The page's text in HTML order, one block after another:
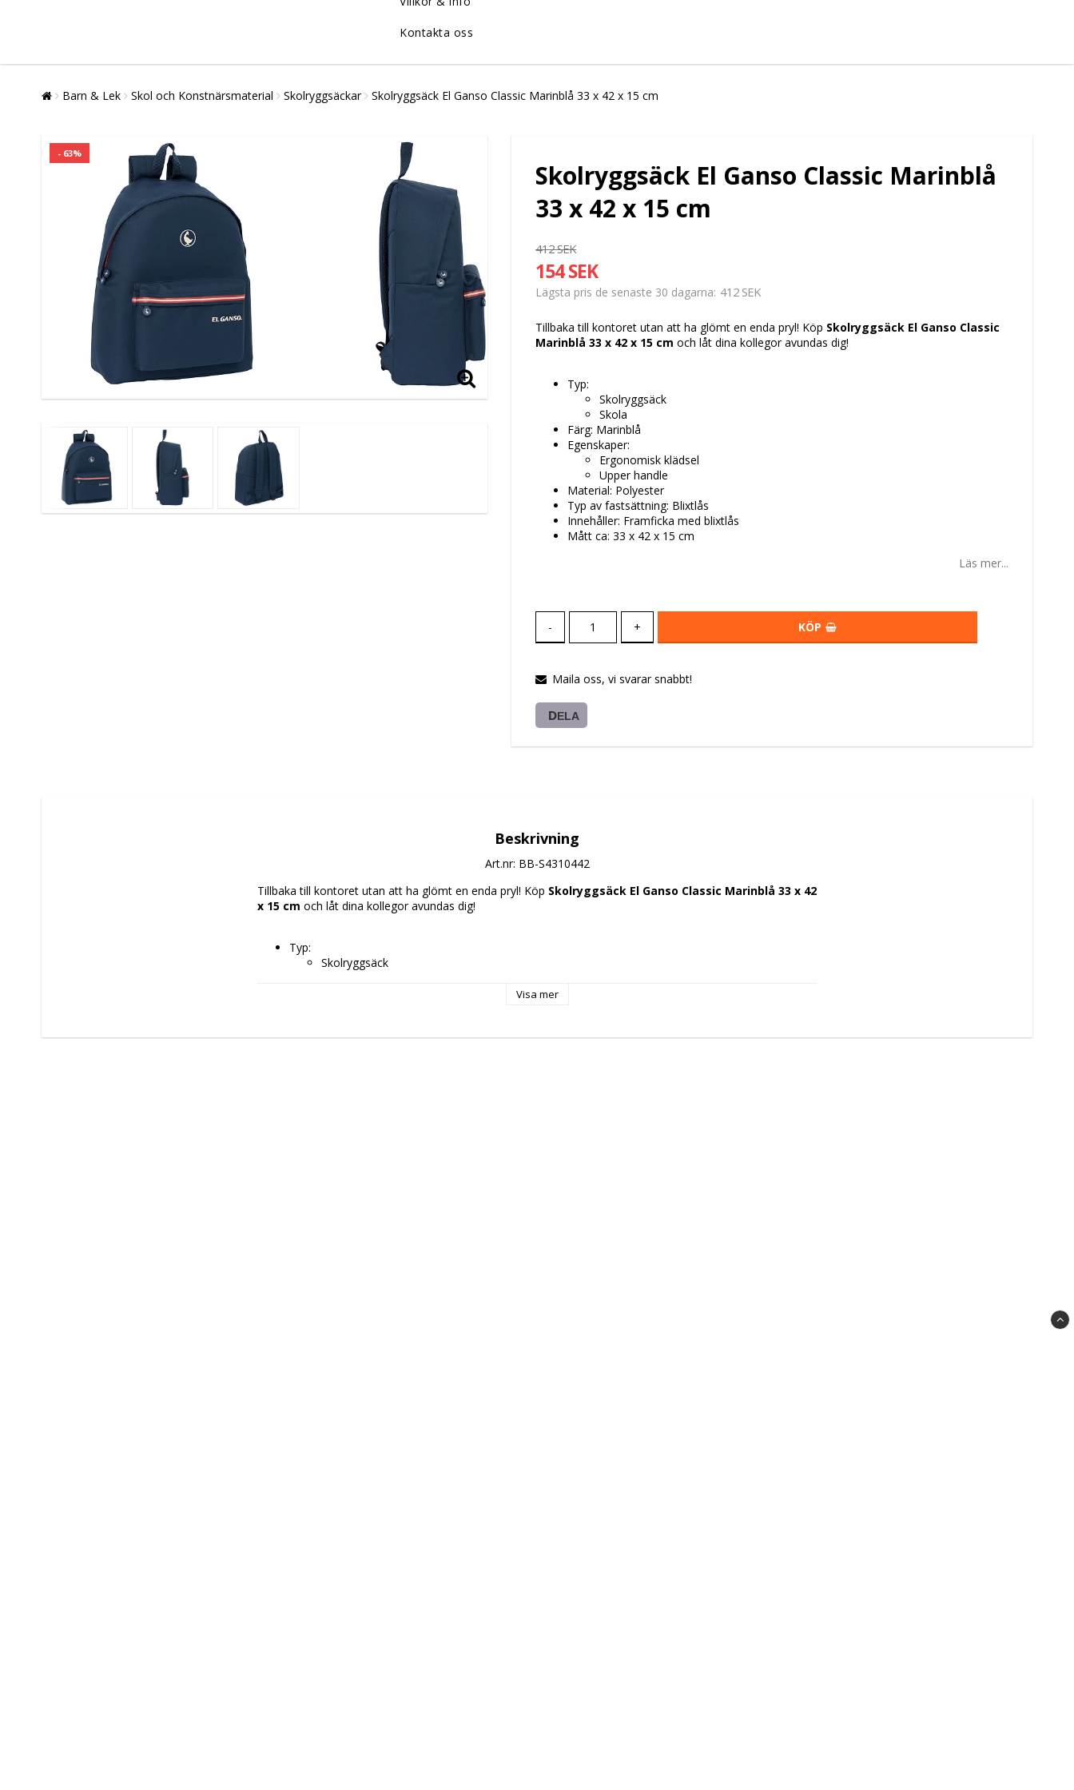
Kontakta oss
Barn & Lek Skol och Konstnärsmaterial Skolryggsäckar Skolryggsäck El Ganso Classic Marinblå 33 x 42 x 15 cm
- 63%
Skolryggsäck El Ganso Classic Marinblå
33 x 42 x 15 cm
412 SEK
154 SEK
Lägsta pris de senaste 30 dagarna 412 SEK
Tillbaka till kontoret utan att ha glömt en enda pryl! Köp Skolryggsäck El Ganso Classic
Marinblå 33 x 42 x 15 cm och låt dina kollegor avundas dig!
Typ:
Skolryggsäck
Skola
Färg: Marinblå
Egenskaper:
Ergonomisk klädsel
Upper handle
Material: Polyester
Typ av fastsättning: Blixtlås
Innehåller: Framficka med blixtlås
Mått ca: 33 x 42 x 15 cm
Läs mer...
- + KÖP
Maila oss, vi svarar snabbt!
DELA
Beskrivning
Art.nr: BB-S4310442
Tillbaka till kontoret utan att ha glömt en enda pryl! Köp Skolryggsäck El Ganso Classic Marinblå 33 x 42
x 15 cm och låt dina kollegor avundas dig!
Typ:
Skolryggsäck
Upper handle
Visa mer